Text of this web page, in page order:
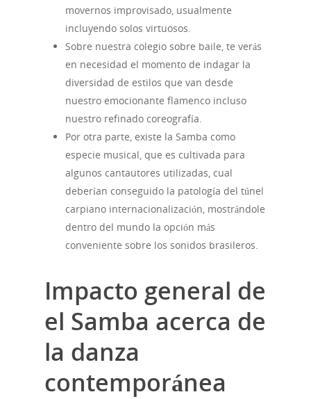
movernos improvisado, usualmente
incluyendo solos virtuosos.
Sobre nuestra colegio sobre baile, te verás
en necesidad el momento de indagar la
diversidad de estilos que van desde
nuestro emocionante flamenco incluso
nuestro refinado coreografía.
Por otra parte, existe la Samba como
especie musical, que es cultivada para
algunos cantautores utilizadas, cual
deberían conseguido la patologí­a del túnel
carpiano internacionalización, mostrándole
dentro del mundo la opción más
conveniente sobre los sonidos brasileros.
Impacto general de
el Samba acerca de
la danza
contemporánea